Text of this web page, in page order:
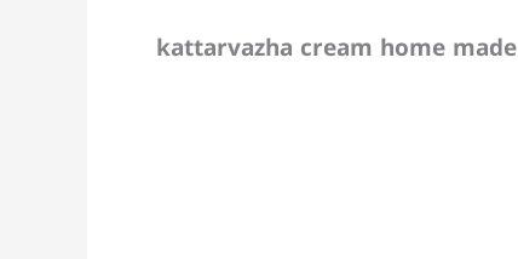
kattarvazha cream home made